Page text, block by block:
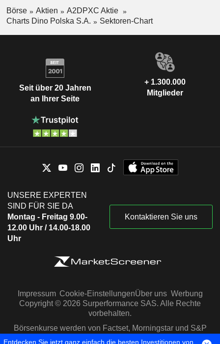
Börse Aktien
A2DPXC Aktie
Charts Dino Polska S.A.
Sektoren-Chart
Seit über 20 Jahren
an Ihrer Seite
+ 1.300.000
Mitglieder
UNSERE EXPERTEN
SIND FÜR SIE DA
Montag - Freitag 9.00-
12.00 Uhr / 14.00-18.00
Uhr
Kontaktieren Sie uns
Impressum Cookie-EinstellungenÜber uns Werbung
Copyright © 2026 Surperformance SAS. Alle Rechte
vorbehalten.
Börsenkurse werden von Factset, Morningstar und S&P
Capital IQ zur Verfügung gestellt
Entdecken Sie jetzt ganz einfach die besten Investitionen von